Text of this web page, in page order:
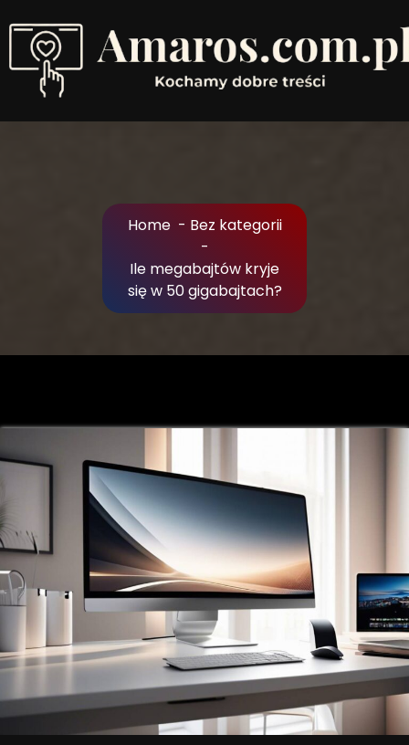
to
Content
Home- Bez kategorii
-
Ile megabajtów kryje
się w 50 gigabajtach?